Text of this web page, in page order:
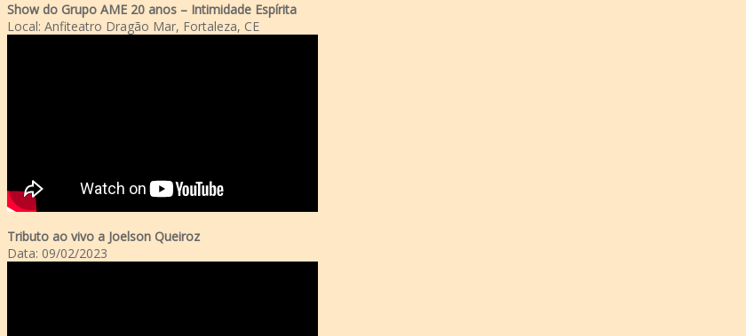
Show do Grupo AME 20 anos – Intimidade Espírita
Local: Anfiteatro Dragão Mar, Fortaleza, CE
Tributo ao vivo a Joelson Queiroz
Data: 09/02/2023